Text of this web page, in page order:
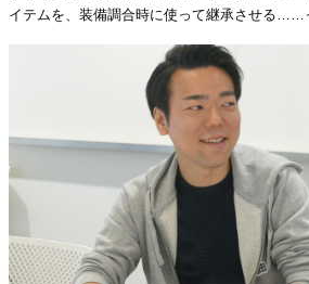
イテムを、装備調合時に使って継承させる……